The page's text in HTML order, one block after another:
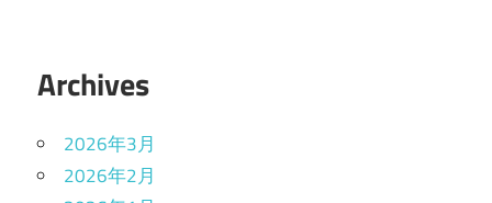
Archives
2026年3月
2026年2月